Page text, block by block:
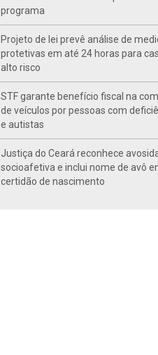
programa
Projeto de lei prevê análise de
protetivas em até 24 horas para
alto risco
STF garante benefício fiscal na
de veículos por pessoas com
e autistas
Justiça do Ceará reconhece
socioafetiva e inclui nome de avô
certidão de nascimento